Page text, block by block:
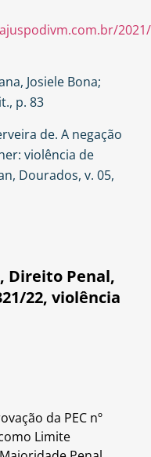
Josiele Bona;
p. 83
de. A negação
violência de
Dourados, v. 05,
, Direito Penal,
22, violência
da PEC nº
Limite